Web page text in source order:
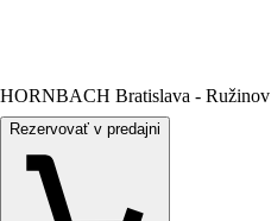
HORNBACH Bratislava - Ružinov
Rezervovať v predajni